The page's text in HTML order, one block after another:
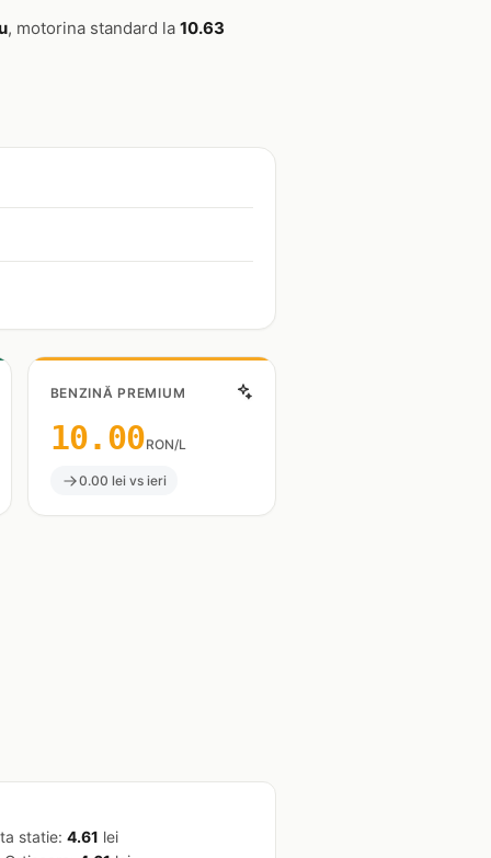
, motorina standard la 10.63
BENZINĂ PREMIUM
10.00RON/L
0.00 lei vs ieri
statie: 4.61 lei